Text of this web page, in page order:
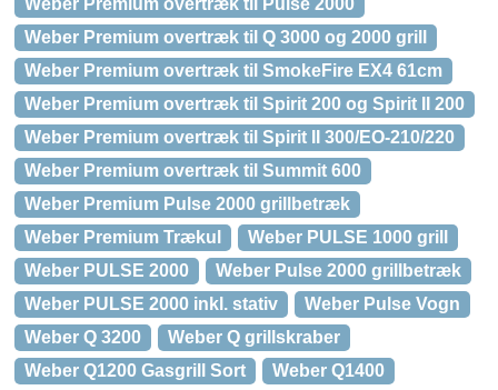
Weber Premium overtræk til Pulse 2000
Weber Premium overtræk til Q 3000 og 2000 grill
Weber Premium overtræk til SmokeFire EX4 61cm
Weber Premium overtræk til Spirit 200 og Spirit II 200
Weber Premium overtræk til Spirit II 300/EO-210/220
Weber Premium overtræk til Summit 600
Weber Premium Pulse 2000 grillbetræk
Weber Premium Trækul
Weber PULSE 1000 grill
Weber PULSE 2000
Weber Pulse 2000 grillbetræk
Weber PULSE 2000 inkl. stativ
Weber Pulse Vogn
Weber Q 3200
Weber Q grillskraber
Weber Q1200 Gasgrill Sort
Weber Q1400